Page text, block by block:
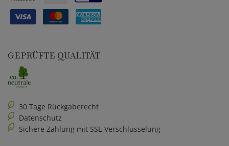
GEPRÜFTE QUALITÄT
30 Tage Rückgaberecht
Datenschutz
Sichere Zahlung mit SSL-Verschlüsselung